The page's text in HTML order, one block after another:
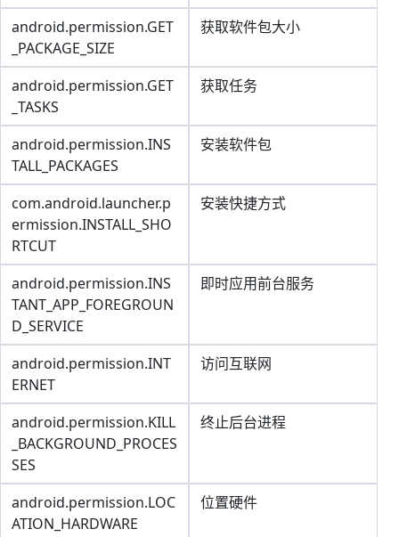
android.permission.GET
_PACKAGE_SIZE
获取软件包大小
android.permission.GET
_TASKS
获取任务
android.permission.INS
TALL_PACKAGES
安装软件包
com.android.launcher.p
ermission.INSTALL_SHO
RTCUT
安装快捷方式
android.permission.INS
TANT_APP_FOREGROUN
D_SERVICE
即时应用前台服务
android.permission.INT
ERNET
访问互联网
android.permission.KILL
_BACKGROUND_PROCES
SES
终止后台进程
android.permission.LOC
ATION_HARDWARE
位置硬件